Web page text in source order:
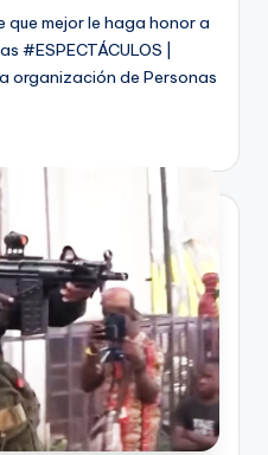
que mejor le haga honor a
#ESPECTÁCULOS |
organización de Personas